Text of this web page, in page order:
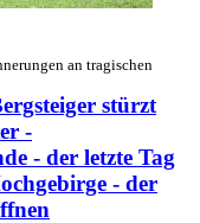
an tragischen
stürzt
-
- der letzte Tag
- der